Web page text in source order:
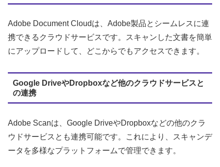
Adobe Document Cloudは、Adobe製品とシームレスに連
携できるクラウドサービスです。スキャンした文書を簡単
にアップロードして、どこからでもアクセスできます。
Google DriveやDropboxなど他のクラウドサービスと
の連携
Adobe Scanは、Google DriveやDropboxなどの他のクラ
ウドサービスとも連携可能です。これにより、スキャンデ
ータを多様なプラットフォームで管理できます。